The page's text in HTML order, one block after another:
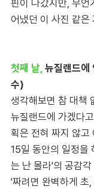
핀이 나갔지만, 무언
어냈던 이 사진 같은
첫째 날, 뉴질랜드에
수)
생각해보면 참 대책
뉴질랜드에 가겠다
획은 전혀 짜지 않고
15일 동안의 일정을
는 난 몰라'의 공감
'짜려면 완벽하게 초